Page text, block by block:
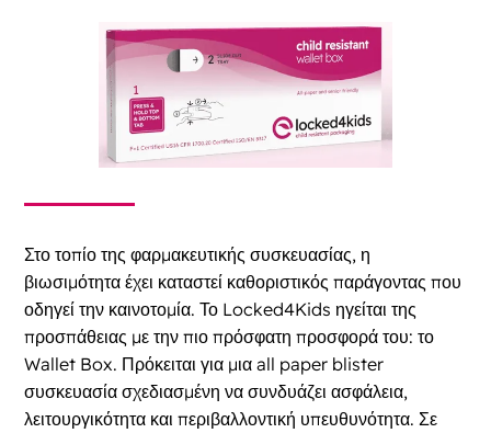
Στο τοπίο της φαρμακευτικής συσκευασίας, η
βιωσιμότητα έχει καταστεί καθοριστικός παράγοντας που
οδηγεί την καινοτομία. Το Locked4Kids ηγείται της
προσπάθειας με την πιο πρόσφατη προσφορά του: το
Wallet Box. Πρόκειται για μια all paper blister
συσκευασία σχεδιασμένη να συνδυάζει ασφάλεια,
λειτουργικότητα και περιβαλλοντική υπευθυνότητα. Σε